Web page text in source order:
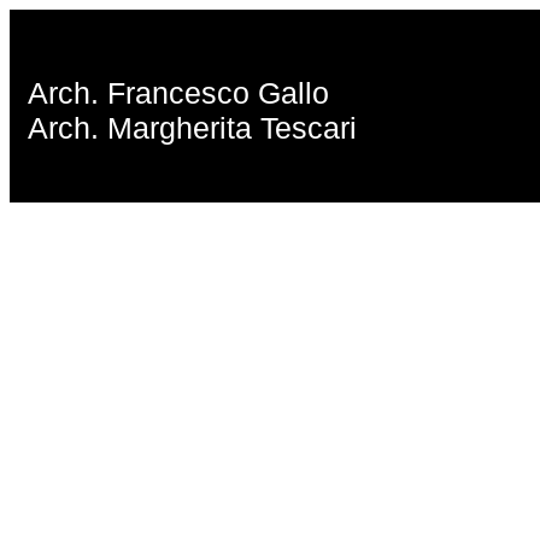
Arch. Francesco Gallo
Arch. Margherita Tescari